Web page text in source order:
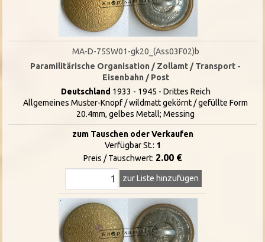
MA-D-75SW01-gk20_(Ass03F02)b
Paramilitärische Organisation / Zollamt / Transport -
Eisenbahn / Post
Deutschland 1933 - 1945 - Drittes Reich
Allgemeines Muster-Knopf / wildmatt gekörnt / gefüllte Form
20.4mm, gelbes Metall; Messing
zum Tauschen oder Verkaufen
Verfügbar St.: 1
Preis / Tauschwert: 2.00 €
zur Liste hinzufügen